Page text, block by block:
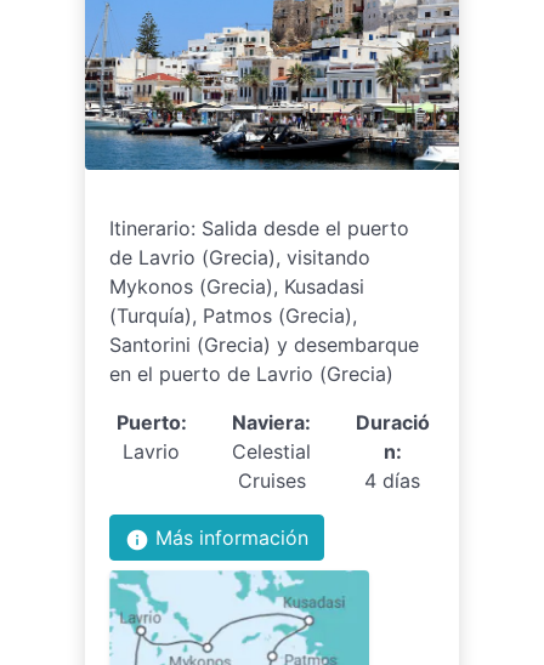
Itinerario: Salida desde el puerto
de Lavrio (Grecia), visitando
Mykonos (Grecia), Kusadasi
(Turquía), Patmos (Grecia),
Santorini (Grecia) y desembarque
en el puerto de Lavrio (Grecia)
Puerto:
Lavrio
Naviera:
Celestial
Cruises
Duració
n:
4 días
info Más información